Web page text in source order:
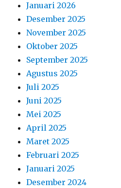
Januari 2026
Desember 2025
November 2025
Oktober 2025
September 2025
Agustus 2025
Juli 2025
Juni 2025
Mei 2025
April 2025
Maret 2025
Februari 2025
Januari 2025
Desember 2024